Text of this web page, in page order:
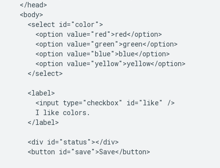
  </head>
  <body>
    <select id="color">
      <option value="red">red</option>
      <option value="green">green</option>
      <option value="blue">blue</option>
      <option value="yellow">yellow</option>
    </select>
    <label>
      <input type="checkbox" id="like" />
      I like colors.
    </label>
    <div id="status"></div>
    <button id="save">Save</button>